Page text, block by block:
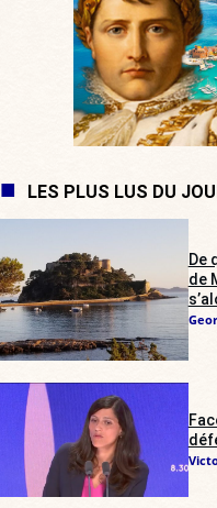
LES PLUS LUS DU
De
de